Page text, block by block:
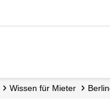
Wissen für Mieter